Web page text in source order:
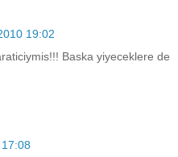
19:02
Baska yiyeceklere de